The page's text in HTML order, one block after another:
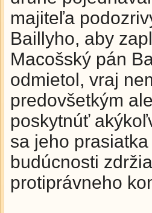
majiteľa
Baillyho, aby
Macošský pán
odmietol, vraj
predovšetkým
poskytnúť
sa jeho prasiatka
budúcnosti zdržia
protiprávneho